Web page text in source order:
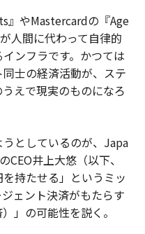
』やMastercardの『Age
人間に代わって自律的
ンフラです。かつては
士の経済活動が、ステ
えで現実のものになろ
としているのが、Japa
井上大悠（以下、
持たせる」というミッ
ェント決済がもたらす
」の可能性を説く。